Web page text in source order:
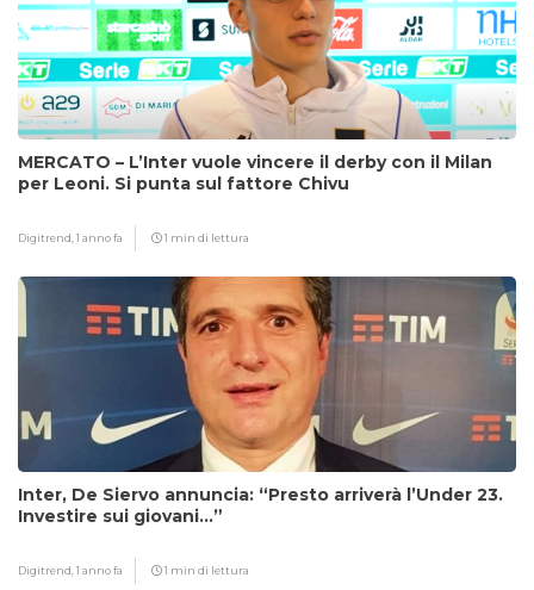
MERCATO – L’Inter vuole vincere il derby con il Milan
per Leoni. Si punta sul fattore Chivu
Digitrend,1 anno fa 1 min di lettura
Inter, De Siervo annuncia: “Presto arriverà l’Under 23.
Investire sui giovani…”
Digitrend,1 anno fa 1 min di lettura